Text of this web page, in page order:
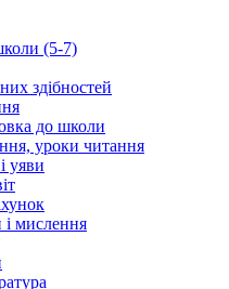
(5-7)
здібностей
до школи
уроки читання
уяви
і мислення